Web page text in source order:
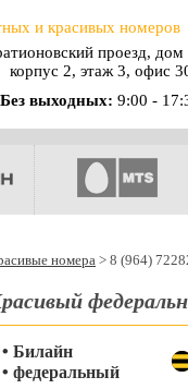
и красивых номеров
проезд, дом
корпус 2, этаж 3, офис
Без выходных: 9:00 -
номера> 8 (964)
• Билайн
• федеральный